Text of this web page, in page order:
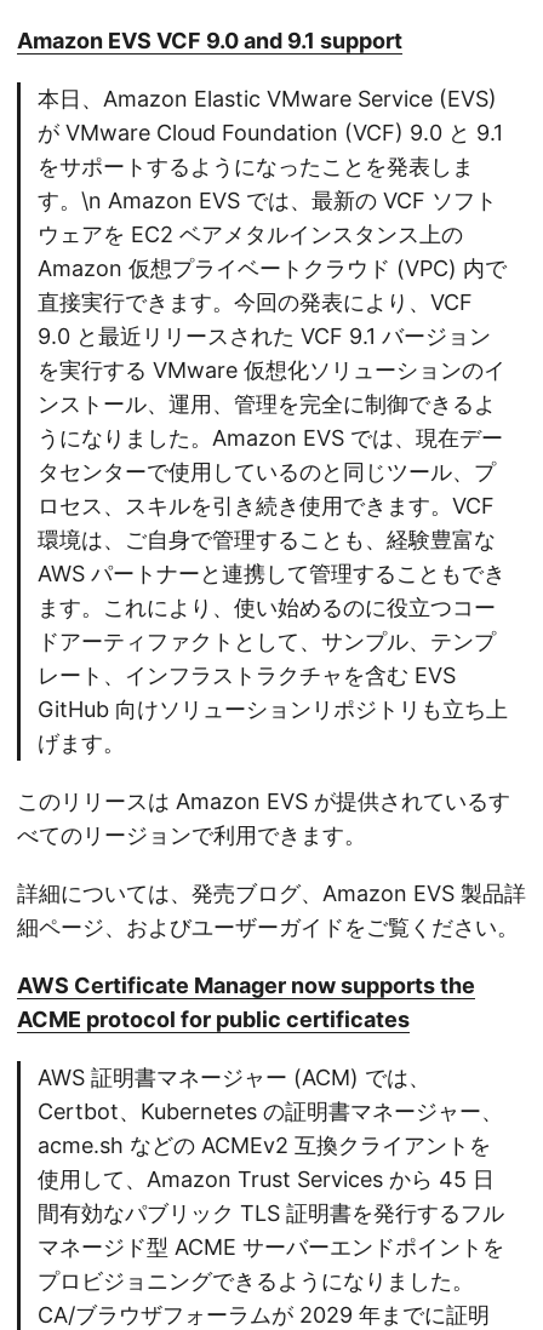
Amazon EVS VCF 9.0 and 9.1 support
本日、Amazon Elastic VMware Service (EVS)
が VMware Cloud Foundation (VCF) 9.0 と 9.1
をサポートするようになったことを発表しま
す。\n Amazon EVS では、最新の VCF ソフト
ウェアを EC2 ベアメタルインスタンス上の
Amazon 仮想プライベートクラウド (VPC) 内で
直接実行できます。今回の発表により、VCF
9.0 と最近リリースされた VCF 9.1 バージョン
を実行する VMware 仮想化ソリューションのイ
ンストール、運用、管理を完全に制御できるよ
うになりました。Amazon EVS では、現在デー
タセンターで使用しているのと同じツール、プ
ロセス、スキルを引き続き使用できます。VCF
環境は、ご自身で管理することも、経験豊富な
AWS パートナーと連携して管理することもでき
ます。これにより、使い始めるのに役立つコー
ドアーティファクトとして、サンプル、テンプ
レート、インフラストラクチャを含む EVS
GitHub 向けソリューションリポジトリも立ち上
げます。
このリリースは Amazon EVS が提供されているす
べてのリージョンで利用できます。
詳細については、発売ブログ、Amazon EVS 製品詳
細ページ、およびユーザーガイドをご覧ください。
AWS Certificate Manager now supports the
ACME protocol for public certificates
AWS 証明書マネージャー (ACM) では、
Certbot、Kubernetes の証明書マネージャー、
acme.sh などの ACMEv2 互換クライアントを
使用して、Amazon Trust Services から 45 日
間有効なパブリック TLS 証明書を発行するフル
マネージド型 ACME サーバーエンドポイントを
プロビジョニングできるようになりました。
CA/ブラウザフォーラムが 2029 年までに証明